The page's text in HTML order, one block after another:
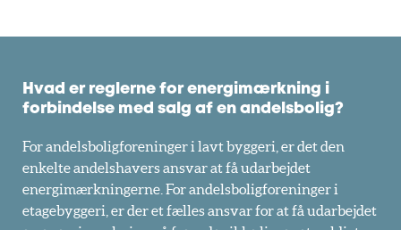
Hvad er reglerne for energimærkning i
forbindelse med salg af en andelsbolig?
For andelsboligforeninger i lavt byggeri, er det den
enkelte andelshavers ansvar at få udarbejdet
energimærkningerne. For andelsboligforeninger i
etagebyggeri, er der et fælles ansvar for at få udarbejdet